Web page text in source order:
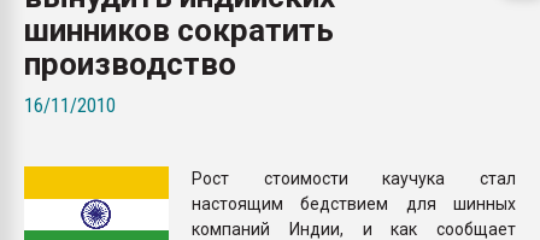
шинников сократить
производство
16/11/2010
Рост стоимости каучука стал
настоящим бедствием для шинных
компаний Индии, и как сообщает